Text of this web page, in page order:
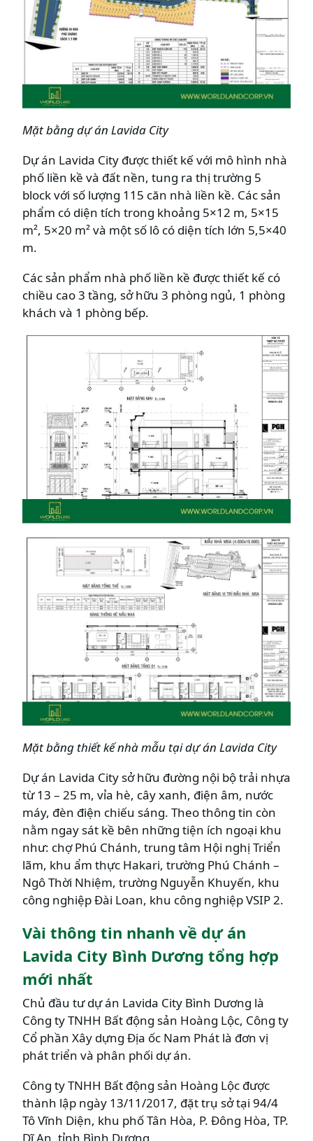
Mặt bằng dự án Lavida City
Dự án Lavida City được thiết kế với mô hình nhà
phố liền kề và đất nền, tung ra thị trường 5
block với số lượng 115 căn nhà liền kề. Các sản
phẩm có diện tích trong khoảng 5×12 m, 5×15
m², 5×20 m² và một số lô có diện tích lớn 5,5×40
m.
Các sản phẩm nhà phố liền kề được thiết kế có
chiều cao 3 tầng, sở hữu 3 phòng ngủ, 1 phòng
khách và 1 phòng bếp.
Mặt bằng thiết kế nhà mẫu tại dự án Lavida City
Dự án Lavida City sở hữu đường nội bộ trải nhựa
từ 13 – 25 m, vỉa hè, cây xanh, điện âm, nước
máy, đèn điện chiếu sáng. Theo thông tin còn
nằm ngay sát kề bên những tiện ích ngoại khu
như: chợ Phú Chánh, trung tâm Hội nghị Triển
lãm, khu ẩm thực Hakari, trường Phú Chánh –
Ngô Thời Nhiệm, trường Nguyễn Khuyến, khu
công nghiệp Đài Loan, khu công nghiệp VSIP 2.
Vài thông tin nhanh về dự án
Lavida City Bình Dương tổng hợp
mới nhất
Chủ đầu tư dự án Lavida City Bình Dương là
Công ty TNHH Bất động sản Hoàng Lộc, Công ty
Cổ phần Xây dựng Địa ốc Nam Phát là đơn vị
phát triển và phân phối dự án.
Công ty TNHH Bất động sản Hoàng Lộc được
thành lập ngày 13/11/2017, đặt trụ sở tại 94/4
Tô Vĩnh Diện, khu phố Tân Hòa, P. Đông Hòa, TP.